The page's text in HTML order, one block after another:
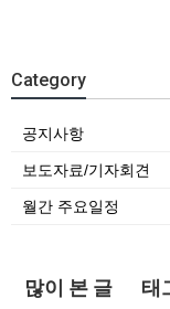
Category
공지사항
보도자료/기자회견
월간 주요일정
많이 본 글 태